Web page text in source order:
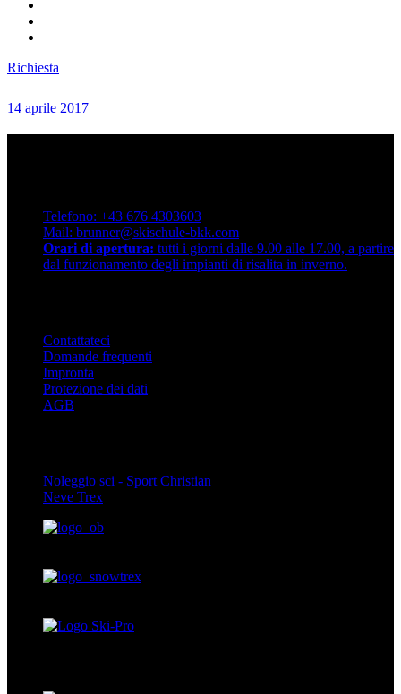
Richiesta
14 aprile 2017
Telefono: +43 676 4303603
Mail: brunner@skischule-bkk.com
Orari di apertura: tutti i giorni dalle 9.00 alle 17.00, a partire
dal funzionamento degli impianti di risalita in inverno.
Contattateci
Domande frequenti
Impronta
Protezione dei dati
AGB
Noleggio sci - Sport Christian
Neve Trex